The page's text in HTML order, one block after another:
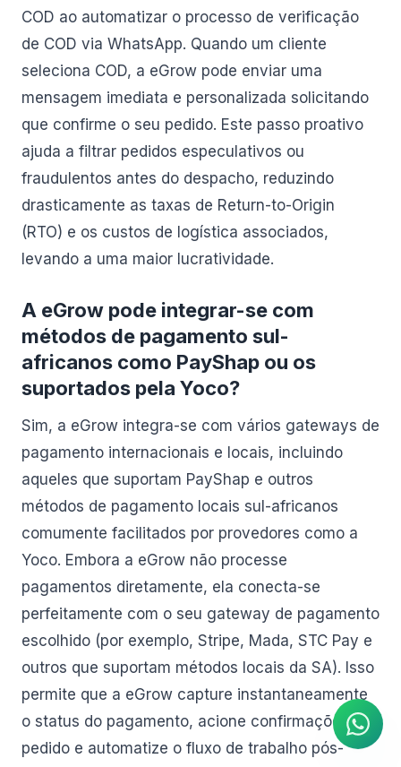
COD ao automatizar o processo de verificação
de COD via WhatsApp. Quando um cliente
seleciona COD, a eGrow pode enviar uma
mensagem imediata e personalizada solicitando
que confirme o seu pedido. Este passo proativo
ajuda a filtrar pedidos especulativos ou
fraudulentos antes do despacho, reduzindo
drasticamente as taxas de Return-to-Origin
(RTO) e os custos de logística associados,
levando a uma maior lucratividade.
A eGrow pode integrar-se com
métodos de pagamento sul-
africanos como PayShap ou os
suportados pela Yoco?
Sim, a eGrow integra-se com vários gateways de
pagamento internacionais e locais, incluindo
aqueles que suportam PayShap e outros
métodos de pagamento locais sul-africanos
comumente facilitados por provedores como a
Yoco. Embora a eGrow não processe
pagamentos diretamente, ela conecta-se
perfeitamente com o seu gateway de pagamento
escolhido (por exemplo, Stripe, Mada, STC Pay e
outros que suportam métodos locais da SA). Isso
permite que a eGrow capture instantaneamente
o status do pagamento, acione confirmações de
pedido e automatize o fluxo de trabalho pós-
Agente de IA
Respostas instantâneas no